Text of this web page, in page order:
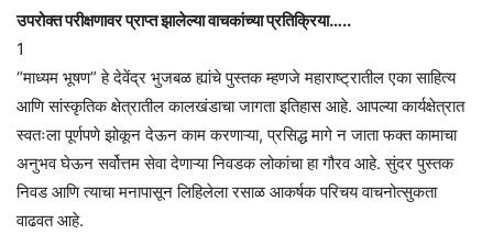
उपरोक्त परीक्षणावर प्राप्त झालेल्या वाचकांच्या प्रतिक्रिया…..
1
“माध्यम भूषण” हे देवेंद्र भुजबळ ह्यांचे पुस्तक म्हणजे महाराष्ट्रातील एका साहित्य
आणि सांस्कृतिक क्षेत्रातील कालखंडाचा जागता इतिहास आहे. आपल्या कार्यक्षेत्रात
स्वतःला पूर्णपणे झोकून देऊन काम करणाऱ्या, प्रसिद्ध मागे न जाता फक्त कामाचा
अनुभव घेऊन सर्वोत्तम सेवा देणाऱ्या निवडक लोकांचा हा गौरव आहे. सुंदर पुस्तक
निवड आणि त्याचा मनापासून लिहिलेला रसाळ आकर्षक परिचय वाचनोत्सुकता
वाढवत आहे.